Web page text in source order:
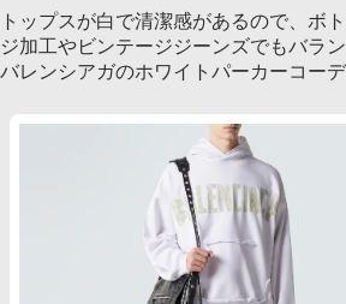
トップスが白で清潔感があるので、ボ
ジ加工やビンテージジーンズでもバラ
バレンシアガのホワイトパーカーコー